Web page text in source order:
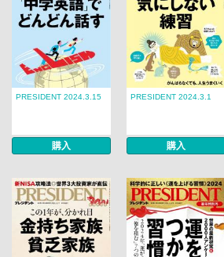
PRESIDENT 2024.3.15
購入
PRESIDENT 2024.3.1
購入